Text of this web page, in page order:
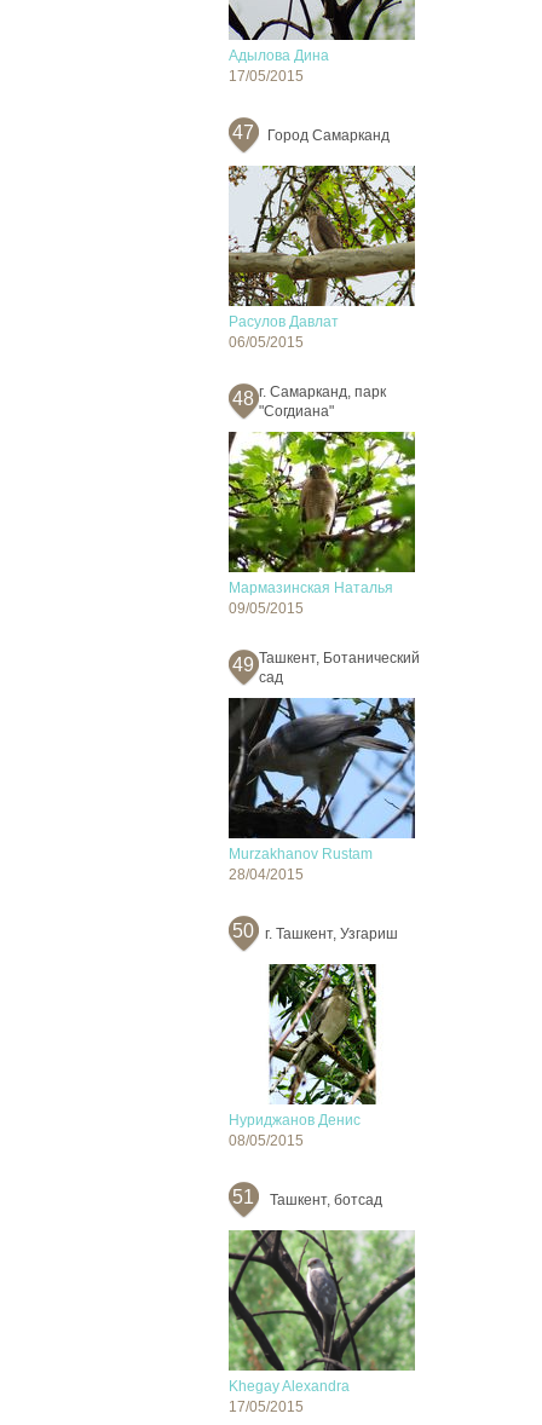
Адылова Дина
17/05/2015
47 Город Самарканд
Расулов Давлат
06/05/2015
48 г. Самарканд, парк
"Согдиана"
Мармазинская Наталья
09/05/2015
49 Ташкент, Ботанический
сад
Murzakhanov Rustam
28/04/2015
50 г. Ташкент, Узгариш
Нуриджанов Денис
08/05/2015
51 Ташкент, ботсад
Khegay Alexandra
17/05/2015